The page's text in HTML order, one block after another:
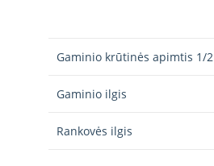
Gaminio krūtinės apimtis 1/2
Gaminio ilgis
Rankovės ilgis